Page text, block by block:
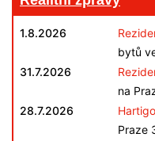
1.8.2026
bytů
31.7.2026
na
28.7.2026
Praze